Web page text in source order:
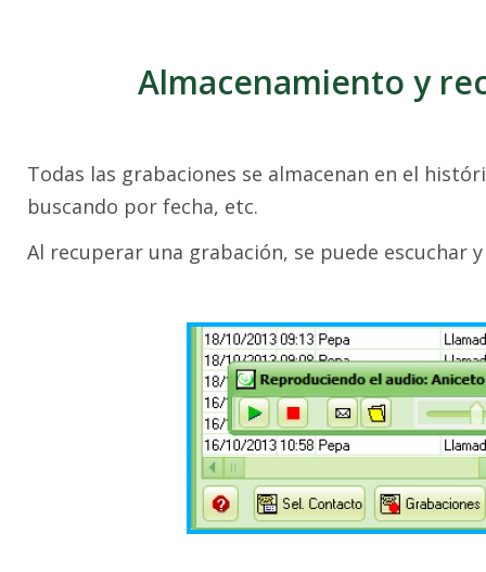
Almacenamiento y
Todas las grabaciones se almacenan en el
buscando por fecha, etc.
Al recuperar una grabación, se puede escuchar